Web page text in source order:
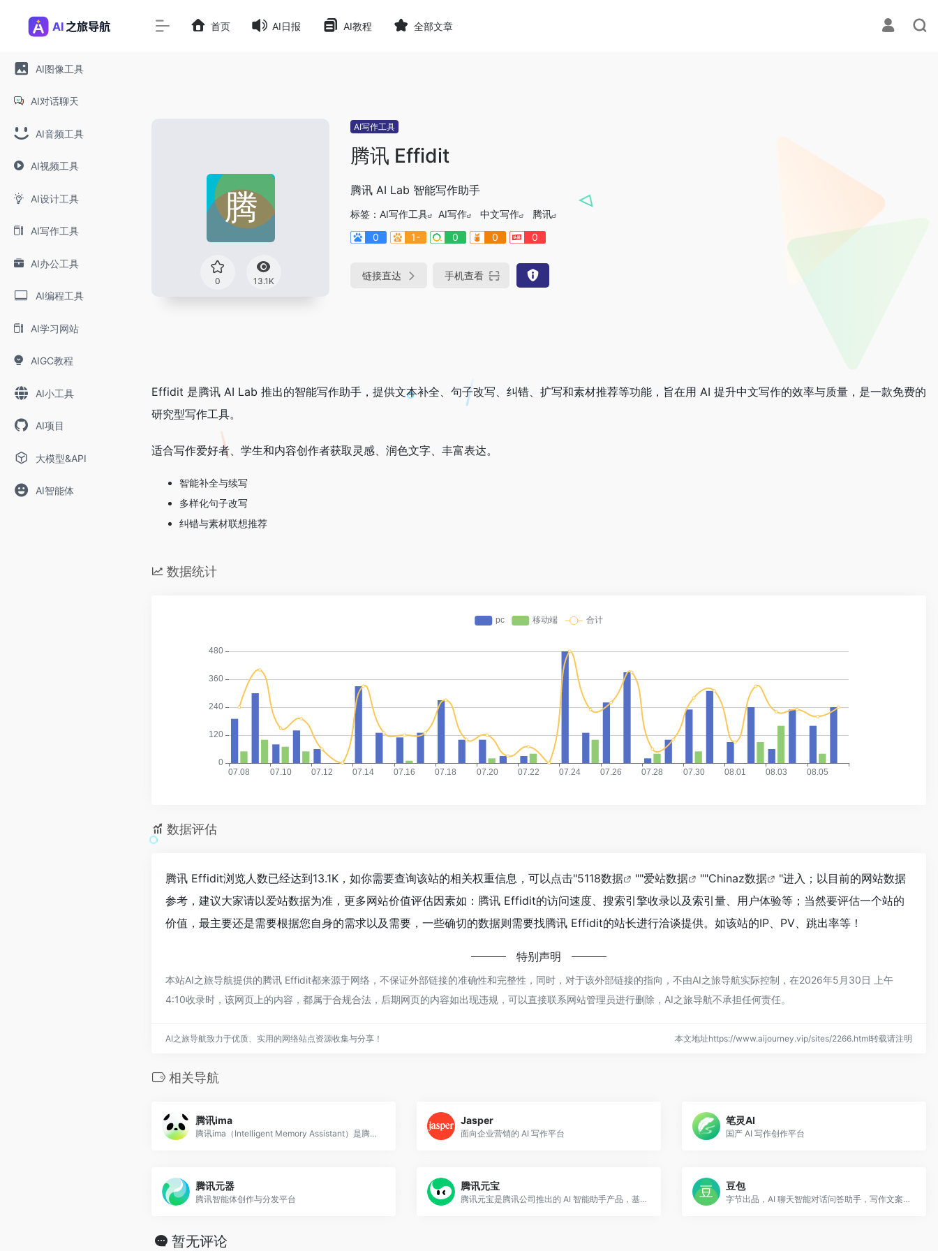
AI图像工具
AI对话聊天
AI音频工具
AI视频工具
AI设计工具
AI写作工具
AI办公工具
AI编程工具
AI学习网站
AIGC教程
AI小工具
AI项目
大模型&API
AI智能体
首页 AI日报 AI教程 全部文章
0 13.1K
AI写作工具
腾讯 Effidit
腾讯 AI Lab 智能写作助手
标签： AI写作工具 AI写作 中文写作
腾讯
0
1- 0 0 0
链接直达 手机查看
Effidit 是腾讯 AI Lab 推出的智能写作助手，提供文本补全、句子改写、纠错、扩写和素材推荐等功能，旨在用 AI 提升中文写作的效率与质量，是一款免费的
研究型写作工具。
适合写作爱好者、学生和内容创作者获取灵感、润色文字、丰富表达。
智能补全与续写
多样化句子改写
纠错与素材联想推荐
数据统计
数据评估
腾讯 Effidit浏览人数已经达到13.1K，如你需要查询该站的相关权重信息，可以点击"5118数据 ""爱站数据 ""Chinaz数据
"进入；以目前的网站数据
参考，建议大家请以爱站数据为准，更多网站价值评估因素如：腾讯 Effidit的访问速度、搜索引擎收录以及索引量、用户体验等；当然要评估一个站的
价值，最主要还是需要根据您自身的需求以及需要，一些确切的数据则需要找腾讯 Effidit的站长进行洽谈提供。如该站的IP、PV、跳出率等！
特别声明
本站AI之旅导航提供的腾讯 Effidit都来源于网络，不保证外部链接的准确性和完整性，同时，对于该外部链接的指向，不由AI之旅导航实际控制，在2026年5月30日 上午
4:10收录时，该网页上的内容，都属于合规合法，后期网页的内容如出现违规，可以直接联系网站管理员进行删除，AI之旅导航不承担任何责任。
AI之旅导航致力于优质、实用的网络站点资源收集与分享！ 本文地址https://www.aijourney.vip/sites/2266.html转载请注明
相关导航
腾讯ima
腾讯ima（Intelligent Memory Assistant）是腾讯公司推出的 AI 知识管理与智能问答平台，核心功能是帮助用户建立个人或团队的 AI
Jasper
面向企业营销的 AI 写作平台
笔灵AI
国产 AI 写作创作平台
腾讯元器
腾讯智能体创作与分发平台
腾讯元宝
腾讯元宝是腾讯公司推出的 AI 智能助手产品，基于腾讯自研的混元大模型构建，于 2024 年正式上线。
豆包
字节出品，AI 聊天智能对话问答助手，写作文案翻译情感陪伴编程全能工具。豆包为你答疑解惑，提供灵感，辅助创作，也可以和你畅聊任何你感兴趣的话题。
暂无评论